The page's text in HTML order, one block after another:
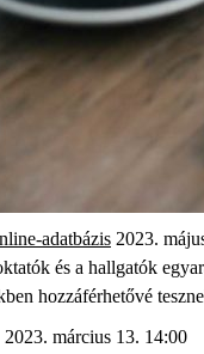
adatbázis 2023.
és a hallgatók
hozzáférhetővé
2023. március 13. 14:00